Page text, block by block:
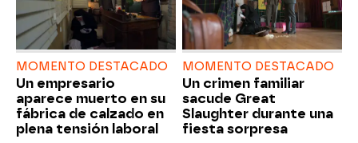
MOMENTO DESTACADO
Un empresario
aparece muerto en su
fábrica de calzado en
plena tensión laboral
MOMENTO DESTACADO
Un crimen familiar
sacude Great
Slaughter durante una
fiesta sorpresa